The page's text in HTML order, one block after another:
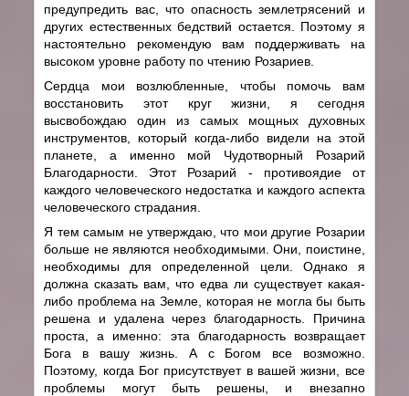
предупредить вас, что опасность землетрясений и
других естественных бедствий остается. Поэтому я
настоятельно рекомендую вам поддерживать на
высоком уровне работу по чтению Розариев.
Сердца мои возлюбленные, чтобы помочь вам
восстановить этот круг жизни, я сегодня
высвобождаю один из самых мощных духовных
инструментов, который когда-либо видели на этой
планете, а именно мой Чудотворный Розарий
Благодарности. Этот Розарий - противоядие от
каждого человеческого недостатка и каждого аспекта
человеческого страдания.
Я тем самым не утверждаю, что мои другие Розарии
больше не являются необходимыми. Они, поистине,
необходимы для определенной цели. Однако я
должна сказать вам, что едва ли существует какая-
либо проблема на Земле, которая не могла бы быть
решена и удалена через благодарность. Причина
проста, а именно: эта благодарность возвращает
Бога в вашу жизнь. А с Богом все возможно.
Поэтому, когда Бог присутствует в вашей жизни, все
проблемы могут быть решены, и внезапно